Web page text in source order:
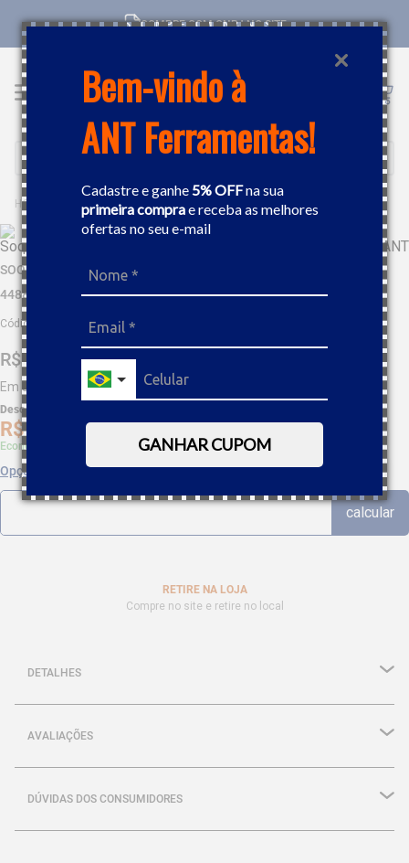
Bem-vindo à
ANT Ferramentas!
Cadastre e ganhe5% OFFna sua
primeira comprae receba as melhores
ofertas no seu e-mail
GANHAR CUPOM
COMPRE COM CNPJ NO SITE
Buscar
FERRAMENTAS MANUAIS SOQUETE SOQUETE DE IMPACTO SEXTAVADO 19MM 1/2" TRAMONTINA 44889119
SOQUETE DE IMPACTO SEXTAVADO 19MM 1/2" TRAMONTINA
44889119
Código
R$ 64
Em até 10,79sem juros
Desc. de
R$
Economize 5% à vista com Boleto, PIX
Opções de parcelamento
RETIRE NA LOJA
Compre no site e retire no local
DETALHES
AVALIAÇÕES
DÚVIDAS DOS CONSUMIDORES